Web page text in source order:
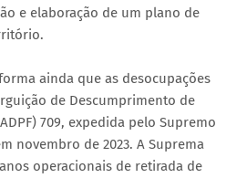
e elaboração de um plano de
ainda que as desocupações
de Descumprimento de
709, expedida pelo Supremo
novembro de 2023. A Suprema
operacionais de retirada de